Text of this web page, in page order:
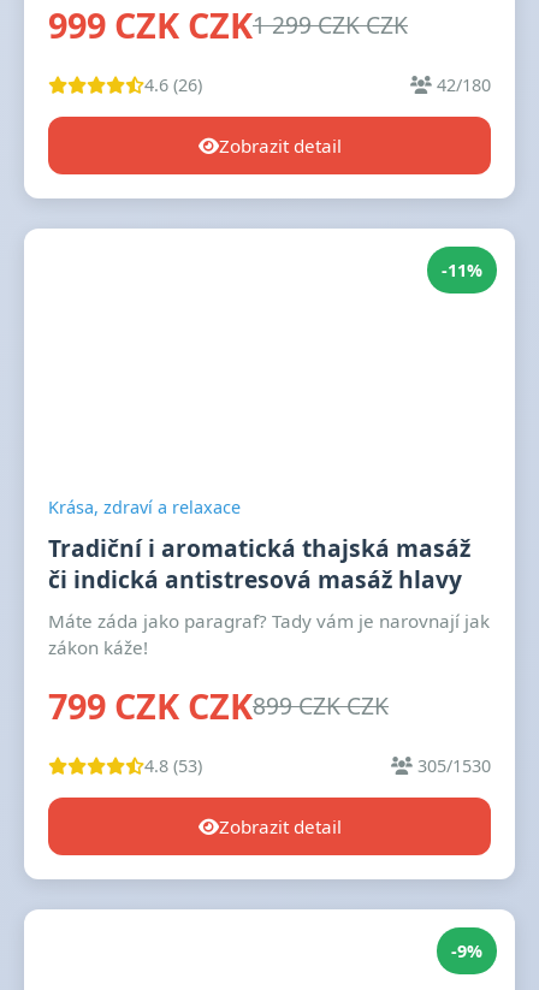
999 CZK CZK1 299 CZK CZK
4.6 (26) 42/180
Zobrazit detail
-11%
Krása, zdraví a relaxace
Tradiční i aromatická thajská masáž
či indická antistresová masáž hlavy
Máte záda jako paragraf? Tady vám je narovnají jak
zákon káže!
799 CZK CZK899 CZK CZK
4.8 (53) 305/1530
Zobrazit detail
-9%